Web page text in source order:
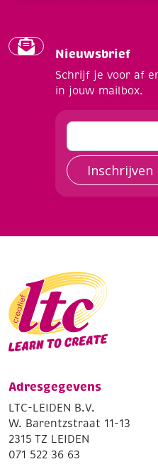
Nieuwsbrief
Schrijf je voor af
in jouw mailbox.
Inschrijven
Adresgegevens
LTC-LEIDEN B.V.
W. Barentzstraat 11-13
2315 TZ LEIDEN
071 522 36 63